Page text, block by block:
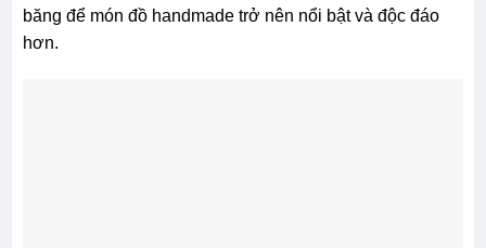
băng để món đồ handmade trở nên nổi bật và độc đáo
hơn.